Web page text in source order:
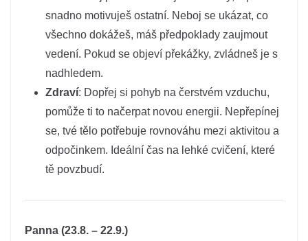
snadno motivuješ ostatní. Neboj se ukázat, co
všechno dokážeš, máš předpoklady zaujmout
vedení. Pokud se objeví překážky, zvládneš je s
nadhledem.
Zdraví: Dopřej si pohyb na čerstvém vzduchu,
pomůže ti to načerpat novou energii. Nepřepínej
se, tvé tělo potřebuje rovnováhu mezi aktivitou a
odpočinkem. Ideální čas na lehké cvičení, které
tě povzbudí.
Panna (23.8. – 22.9.)